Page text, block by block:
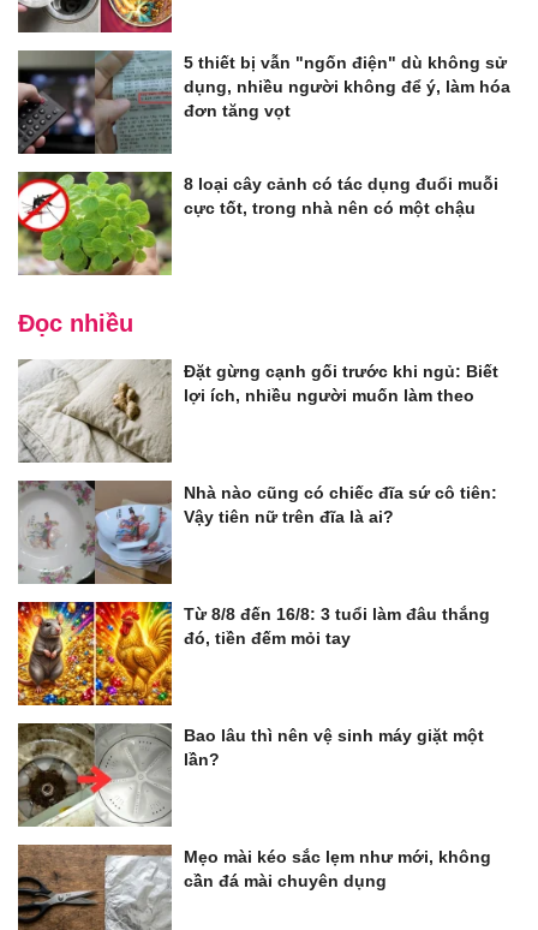
5 thiết bị vẫn "ngốn điện" dù không sử
dụng, nhiều người không để ý, làm hóa
đơn tăng vọt
8 loại cây cảnh có tác dụng đuổi muỗi
cực tốt, trong nhà nên có một chậu
Đọc nhiều
Đặt gừng cạnh gối trước khi ngủ: Biết
lợi ích, nhiều người muốn làm theo
Nhà nào cũng có chiếc đĩa sứ cô tiên:
Vậy tiên nữ trên đĩa là ai?
Từ 8/8 đến 16/8: 3 tuổi làm đâu thắng
đó, tiền đếm mỏi tay
Bao lâu thì nên vệ sinh máy giặt một
lần?
Mẹo mài kéo sắc lẹm như mới, không
cần đá mài chuyên dụng